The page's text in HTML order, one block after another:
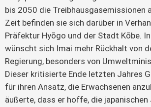
bis 2050 die Treibhausgasemissionen
Zeit befinden sie sich darüber in
Präfektur Hyōgo und der Stadt Kōbe.
wünscht sich Imai mehr Rückhalt von
Regierung, besonders von
Dieser kritisierte Ende letzten Jahres
für ihren Ansatz, die Erwachsenen
äußerte, dass er hoffe, die japanischen